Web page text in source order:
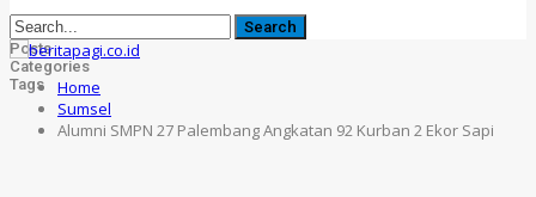
Posts
Categories
Tags
Home
Sumsel
Alumni SMPN 27 Palembang Angkatan 92 Kurban 2 Ekor Sapi